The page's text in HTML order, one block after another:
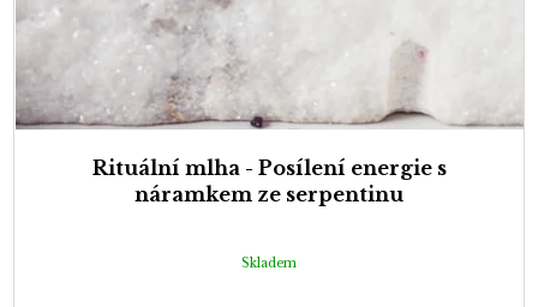
Rituální mlha - Posílení energie s
náramkem ze serpentinu
Skladem